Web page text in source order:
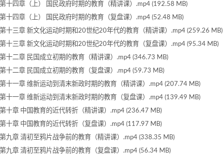
十四章（上） 国民政府时期的教育（精讲课）.mp4 (192.58 MB)
十四章（上） 国民政府时期的教育（复盘课）.mp4 (52.48 MB)
十三章 新文化运动时期和20世纪20年代的教育（精讲课）.mp4 (259.26 MB)
十三章 新文化运动时期和20世纪20年代的教育（复盘课）.mp4 (95.34 MB)
十二章 民国成立初期的教育（精讲课）.mp4 (346.73 MB)
十二章 民国成立初期的教育（复盘课）.mp4 (59.73 MB)
十一章 维新运动到清末新政时期的教育（精讲课）.mp4 (207.74 MB)
十一章 维新运动到清末新政时期的教育（复盘课）.mp4 (139.49 MB)
十章 中国教育的近代转折（精讲课）.mp4 (236.47 MB)
十章 中国教育的近代转折（复盘课）.mp4 (117.97 MB)
九章 清初至鸦片战争前的教育（精讲课）.mp4 (338.35 MB)
九章 清初至鸦片战争前的教育（复盘课）.mp4 (56.34 MB)